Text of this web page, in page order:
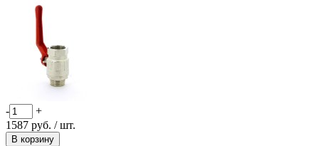
-
+
1587 руб. / шт.
В корзину